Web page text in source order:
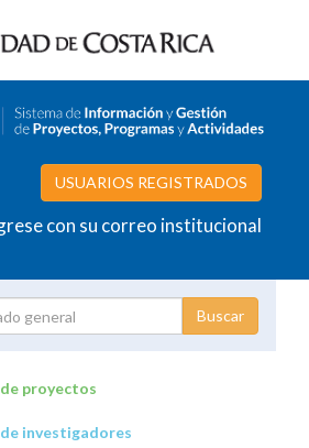
USUARIOS REGISTRADOS
con su correo institucional
proyectos
investigadores